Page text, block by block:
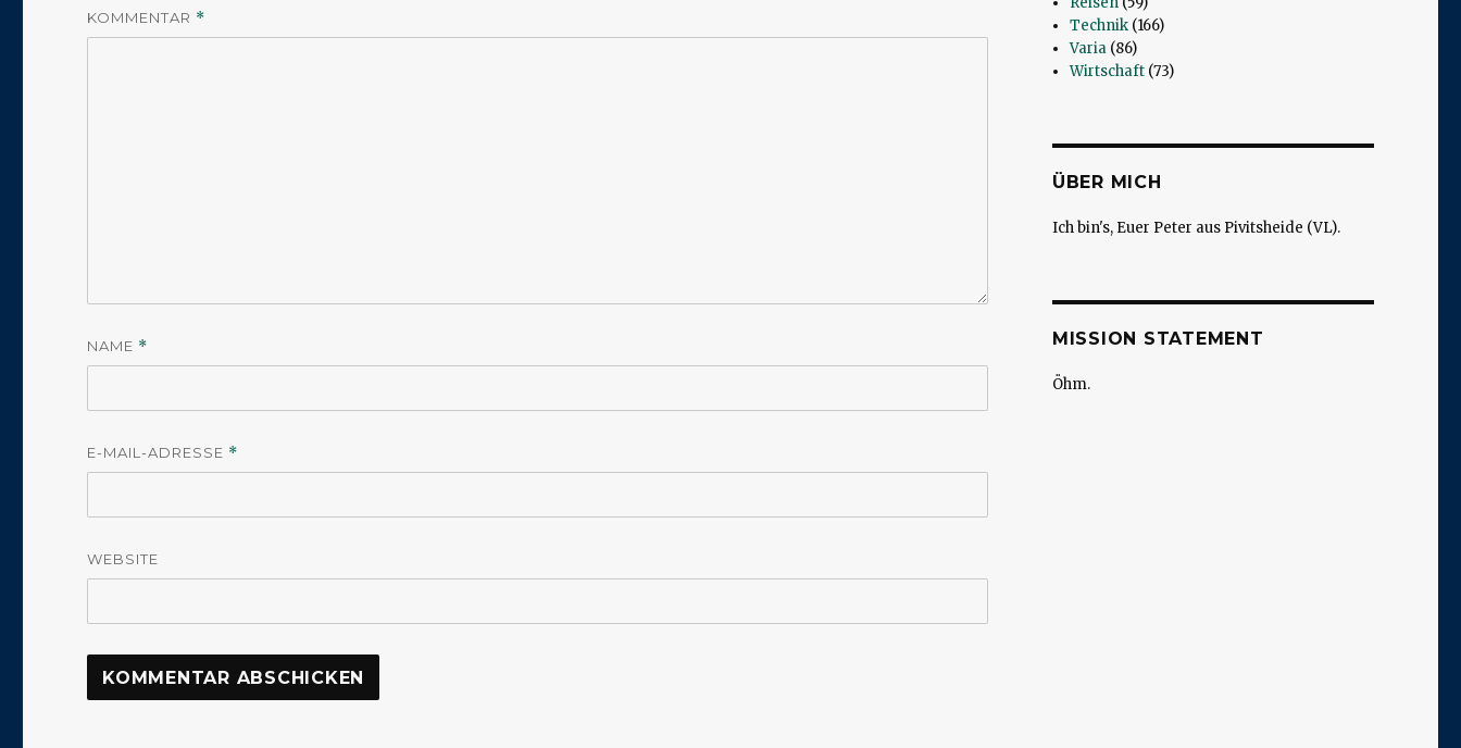
KOMMENTAR *
NAME *
E-MAIL-ADRESSE *
WEBSITE
Technik (166)
Varia (86)
Wirtschaft (73)
ÜBER MICH
Ich bin's, Euer Peter aus Pivitsheide (VL).
MISSION STATEMENT
Öhm.